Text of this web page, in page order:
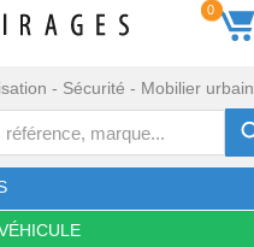
0
- Sécurité - Mobilier urbain